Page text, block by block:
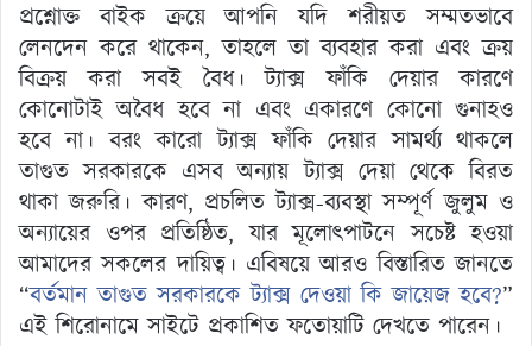
প্রশ্নোক্ত বাইক ক্রয়ে আপনি যদি শরীয়ত সম্মতভাবে
লেনদেন করে থাকেন, তাহলে তা ব্যবহার করা এবং ক্রয়
বিক্রয় করা সবই বৈধ। ট্যাক্স ফাঁকি দেয়ার কারণে
কোনোটাই অবৈধ হবে না এবং একারণে কোনো গুনাহও
হবে না। বরং কারো ট্যাক্স ফাঁকি দেয়ার সামর্থ্য থাকলে
তাগুত সরকারকে এসব অন্যায় ট্যাক্স দেয়া থেকে বিরত
থাকা জরুরি। কারণ, প্রচলিত ট্যাক্স-ব্যবস্থা সম্পূর্ণ জুলুম ও
অন্যায়ের ওপর প্রতিষ্ঠিত, যার মূলোৎপাটনে সচেষ্ট হওয়া
আমাদের সকলের দায়িত্ব। এবিষয়ে আরও বিস্তারিত জানতে
“বর্তমান তাগুত সরকারকে ট্যাক্স দেওয়া কি জায়েজ হবে?”
এই শিরোনামে সাইটে প্রকাশিত ফতোয়াটি দেখতে পারেন।